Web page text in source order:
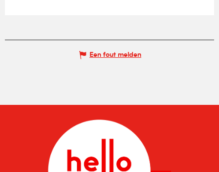
Een fout melden